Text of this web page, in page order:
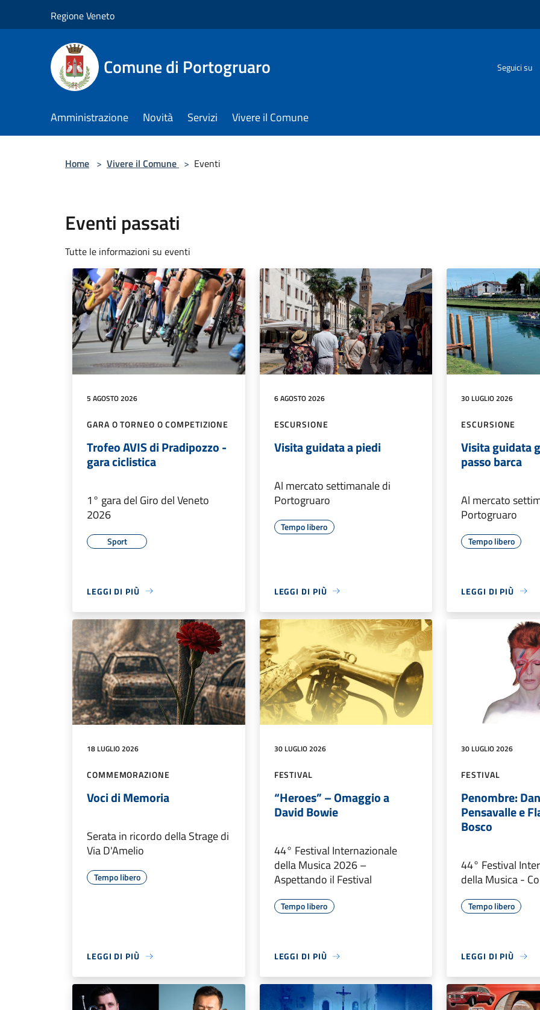
Regione Veneto
Comune di Portogruaro Seguici su
Amministrazione Novità Servizi Vivere il Comune
Home > Vivere il Comune > Eventi
Eventi passati
Tutte le informazioni su eventi
5 AGOSTO 2026
GARA O TORNEO O COMPETIZIONE
Trofeo AVIS di Pradipozzo -
gara ciclistica
1° gara del Giro del Veneto
2026
Sport
LEGGI DI PIÙ
6 AGOSTO 2026
ESCURSIONE
Visita guidata a piedi
Al mercato settimanale di
Portogruaro
Tempo libero
LEGGI DI PIÙ
30 LUGLIO 2026
ESCURSIONE
Visita guidata
passo barca
Al mercato
Portogruaro
Tempo libero
LEGGI DI PIÙ
18 LUGLIO 2026
COMMEMORAZIONE
Voci di Memoria
Serata in ricordo della Strage di
Via D'Amelio
Tempo libero
LEGGI DI PIÙ
30 LUGLIO 2026
FESTIVAL
“Heroes” – Omaggio a
David Bowie
44° Festival Internazionale
della Musica 2026 –
Aspettando il Festival
Tempo libero
LEGGI DI PIÙ
30 LUGLIO 2026
FESTIVAL
Penombre:
Pensavalle e
Bosco
44° Festival
della Musica -
Tempo libero
LEGGI DI PIÙ